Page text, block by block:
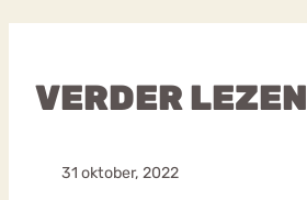
VERDER LEZEN
31 oktober, 2022